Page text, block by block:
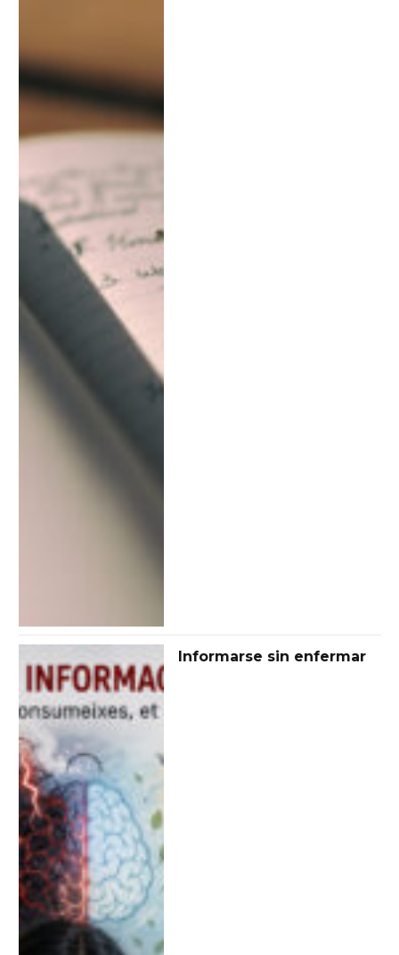
Informarse sin enfermar